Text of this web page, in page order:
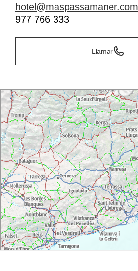
hotel@maspassamaner.com
977 766 333
Llamar